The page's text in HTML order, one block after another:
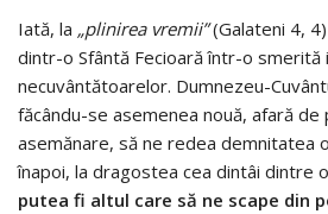
Iată, la „plinirea vremii”(Galateni 4,
dintr-o Sfântă Fecioară într-o smerită
necuvântătoarelor. Dumnezeu-
făcându-se asemenea nouă, afară de
asemănare, să ne redea demnitatea
înapoi, la dragostea cea dintâi dintre
putea fi altul care să ne scape din